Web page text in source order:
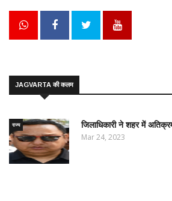
JAGVARTA की कलम
राज्य जिलाधिकारी ने शहर में
Mar 24, 2023